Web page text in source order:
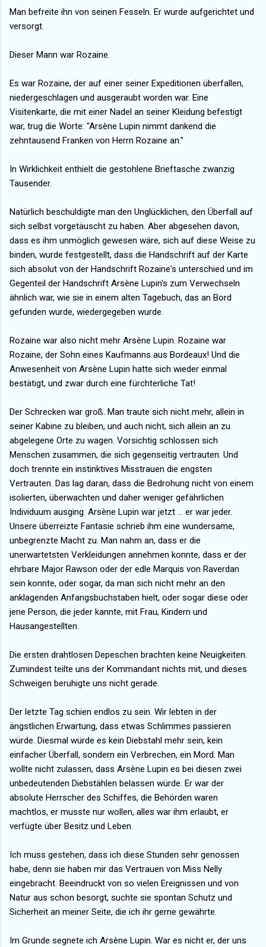
Man befreite ihn von seinen Fesseln. Er wurde aufgerichtet und
versorgt.
Dieser Mann war Rozaine.
Es war Rozaine, der auf einer seiner Expeditionen überfallen,
niedergeschlagen und ausgeraubt worden war. Eine
Visitenkarte, die mit einer Nadel an seiner Kleidung befestigt
war, trug die Worte: "Arsène Lupin nimmt dankend die
zehntausend Franken von Herrn Rozaine an."
In Wirklichkeit enthielt die gestohlene Brieftasche zwanzig
Tausender.
Natürlich beschuldigte man den Unglücklichen, den Überfall auf
sich selbst vorgetäuscht zu haben. Aber abgesehen davon,
dass es ihm unmöglich gewesen wäre, sich auf diese Weise zu
binden, wurde festgestellt, dass die Handschrift auf der Karte
sich absolut von der Handschrift Rozaine's unterschied und im
Gegenteil der Handschrift Arsène Lupin's zum Verwechseln
ähnlich war, wie sie in einem alten Tagebuch, das an Bord
gefunden wurde, wiedergegeben wurde.
Rozaine war also nicht mehr Arsène Lupin. Rozaine war
Rozaine, der Sohn eines Kaufmanns aus Bordeaux! Und die
Anwesenheit von Arsène Lupin hatte sich wieder einmal
bestätigt, und zwar durch eine fürchterliche Tat!
Der Schrecken war groß. Man traute sich nicht mehr, allein in
seiner Kabine zu bleiben, und auch nicht, sich allein an zu
abgelegene Orte zu wagen. Vorsichtig schlossen sich
Menschen zusammen, die sich gegenseitig vertrauten. Und
doch trennte ein instinktives Misstrauen die engsten
Vertrauten. Das lag daran, dass die Bedrohung nicht von einem
isolierten, überwachten und daher weniger gefährlichen
Individuum ausging. Arsène Lupin war jetzt ... er war jeder.
Unsere überreizte Fantasie schrieb ihm eine wundersame,
unbegrenzte Macht zu. Man nahm an, dass er die
unerwartetsten Verkleidungen annehmen konnte, dass er der
ehrbare Major Rawson oder der edle Marquis von Raverdan
sein konnte, oder sogar, da man sich nicht mehr an den
anklagenden Anfangsbuchstaben hielt, oder sogar diese oder
jene Person, die jeder kannte, mit Frau, Kindern und
Hausangestellten.
Die ersten drahtlosen Depeschen brachten keine Neuigkeiten.
Zumindest teilte uns der Kommandant nichts mit, und dieses
Schweigen beruhigte uns nicht gerade.
Der letzte Tag schien endlos zu sein. Wir lebten in der
ängstlichen Erwartung, dass etwas Schlimmes passieren
würde. Diesmal würde es kein Diebstahl mehr sein, kein
einfacher Überfall, sondern ein Verbrechen, ein Mord. Man
wollte nicht zulassen, dass Arsène Lupin es bei diesen zwei
unbedeutenden Diebstählen belassen würde. Er war der
absolute Herrscher des Schiffes, die Behörden waren
machtlos, er musste nur wollen, alles war ihm erlaubt, er
verfügte über Besitz und Leben.
Ich muss gestehen, dass ich diese Stunden sehr genossen
habe, denn sie haben mir das Vertrauen von Miss Nelly
eingebracht. Beeindruckt von so vielen Ereignissen und von
Natur aus schon besorgt, suchte sie spontan Schutz und
Sicherheit an meiner Seite, die ich ihr gerne gewährte.
Im Grunde segnete ich Arsène Lupin. War es nicht er, der uns